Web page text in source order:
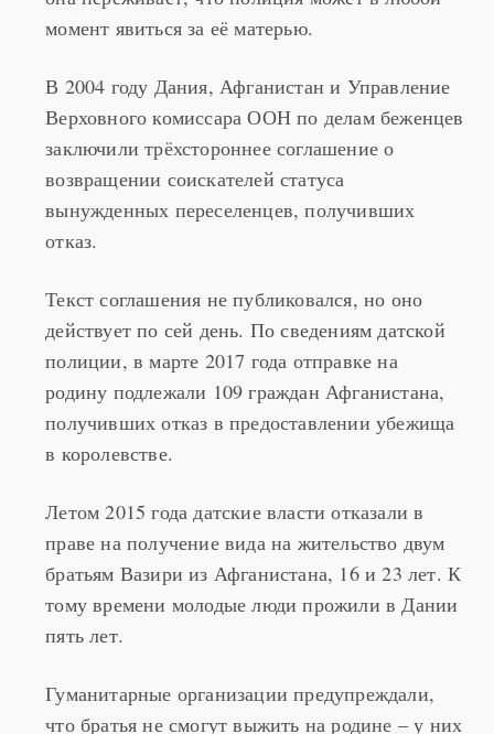
Верховного комиссара ООН по делам беженцев
заключили трёхстороннее соглашение о
возвращении соискателей статуса
вынужденных переселенцев, получивших
отказ.
действует по сей день. По сведениям датской
полиции, в марте 2017 года отправке на
родину подлежали 109 граждан Афганистана,
получивших отказ в предоставлении убежища
в королевстве.
праве на получение вида на жительство двум
братьям Вазири из Афганистана, 16 и 23 лет. К
тому времени молодые люди прожили в Дании
пять лет.
что братья не смогут выжить на родине – у них
были проблемы со здоровьем, они принимали